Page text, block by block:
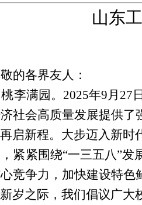
山东
的各界友人：
李满园。 2025年9月27
社会高质量发展提供了
启新程。大步迈入新
紧紧围绕“一三五八”发
竞争力，加快建设特色
岁之际，我们倡议广大